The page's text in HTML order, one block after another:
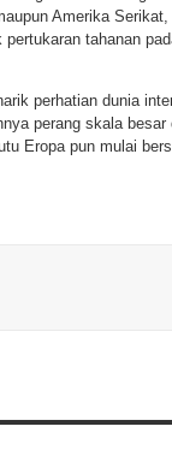
Amerika
tahanan
perhatian dunia
perang skala
Eropa pun mulai